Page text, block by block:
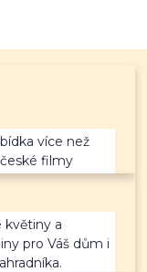
více než
filmy
květiny a
pro Váš dům i